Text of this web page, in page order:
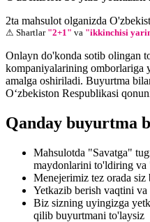
2ta mahsulot olganizda
⚠ Shartlar "2+1" va "ikkinchisi
Onlayn do'konda sotib olingan
kompaniyalarining omborlariga
amalga oshiriladi. Buyurtma
O‘zbekiston Respublikasi
Qanday buyurtma
Mahsulotda "Savatga"
maydonlarini to'ldiring va
Menejerimiz tez orada siz
Yetkazib berish vaqtini
Biz sizning uyingizga
qilib buyurtmani to'laysiz